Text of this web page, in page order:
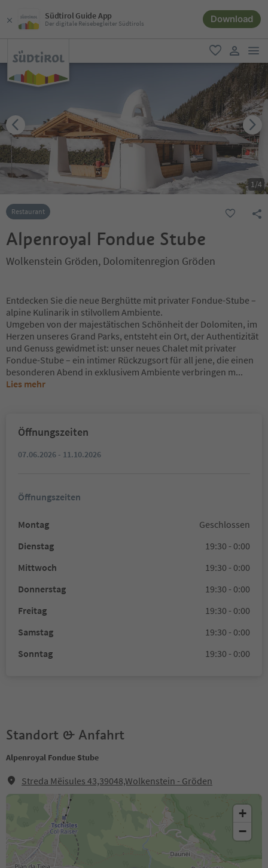
Südtirol Guide App
Der digitale Reisebegleiter Südtirols Download
favorit
user link
1/4
Restaurant
Alpenroyal Fondue Stube
Wolkenstein Gröden, Dolomitenregion Gröden
Entdecken Sie die neue Berghütte mit privater Fondue-Stube –
alpine Kulinarik in stilvollem Ambiente.
Umgeben von der majestätischen Schönheit der Dolomiten, im
Herzen unseres Grand Parks, entsteht ein Ort, der Authentizität
und Genuss gewidmet ist: unser neues Chalet mit privater
Fondue-Stube – ein intimer Rückzugsort für all jene, die einen
besonderen Abend in exklusivem Ambiente verbringen m...
Lies mehr
Öffnungszeiten
07.06.2026 - 11.10.2026
Öffnungszeiten
Montag
Geschlossen
Dienstag
19:30 - 0:00
Mittwoch
19:30 - 0:00
Donnerstag
19:30 - 0:00
Freitag
19:30 - 0:00
Samstag
19:30 - 0:00
Sonntag
19:30 - 0:00
Standort & Anfahrt
Alpenroyal Fondue Stube
Streda Mëisules 43,39048,Wolkenstein - Gröden
+
−